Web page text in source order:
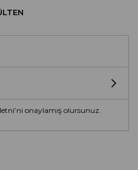
onaylamış olursunuz.